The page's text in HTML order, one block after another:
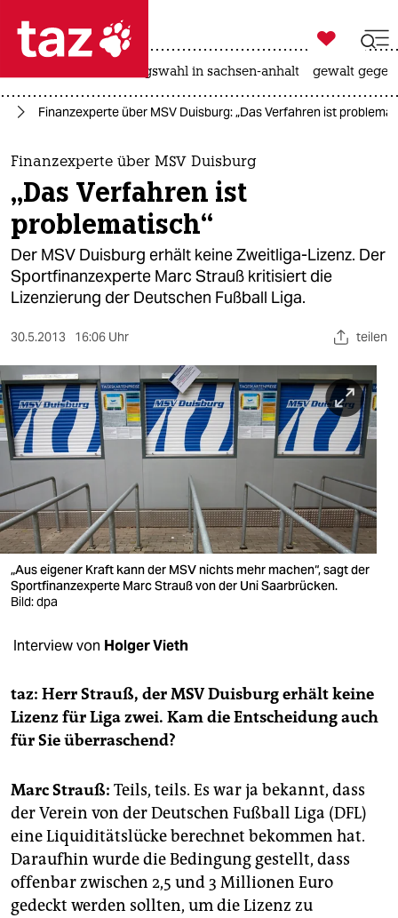
 taz zahl ich
taz zahl ich
themen
politik
öko
gesellschaft
sport
berlin
nord
wahrheit
verlag
verlag
veranstaltungen
unterstützen
abo
epaper login

taz zahl ich
landtagswahl in sachsen-anhalt gewalt
Finanzexperte über MSV Duisburg: „Das Verfahren ist
Finanzexperte über MSV Duisburg
„Das Verfahren ist
problematisch“
Der MSV Duisburg erhält keine Zweitliga-Lizenz. Der
Sportfinanzexperte Marc Strauß kritisiert die
Lizenzierung der Deutschen Fußball Liga.
30.5.2013 16:06 Uhr teilen
„Aus eigener Kraft kann der MSV nichts mehr machen“, sagt der
Sportfinanzexperte Marc Strauß von der Uni Saarbrücken.
Bild: dpa
Interview von Holger Vieth
taz: Herr Strauß, der MSV Duisburg erhält keine
Lizenz für Liga zwei. Kam die Entscheidung auch
für Sie überraschend?
Marc Strauß: Teils, teils. Es war ja bekannt, dass
der Verein von der Deutschen Fußball Liga (DFL)
eine Liquiditätslücke berechnet bekommen hat.
Daraufhin wurde die Bedingung gestellt, dass
offenbar zwischen 2,5 und 3 Millionen Euro
gedeckt werden sollten, um die Lizenz zu